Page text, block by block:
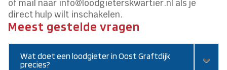
of mail naar info@loodgieterskwartier.​nl als je
direct hulp wilt inschakelen.​
Meest gestelde vragen
Wat doet een loodgieter in Oost Graftdijk
precies?